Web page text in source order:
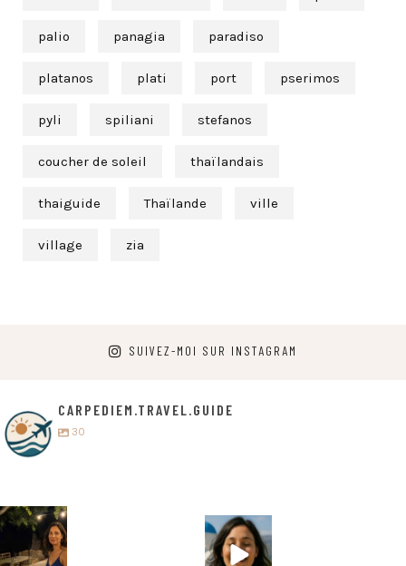
palio panagia paradiso
platanos plati port pserimos
pyli spiliani stefanos
coucher de soleil thaïlandais
thaiguide Thaïlande ville
village zia
SUIVEZ-MOI SUR INSTAGRAM
CARPEDIEM.TRAVEL.GUIDE
30
carpediem.tr
avel.guide
carpediem.tr
avel.guide